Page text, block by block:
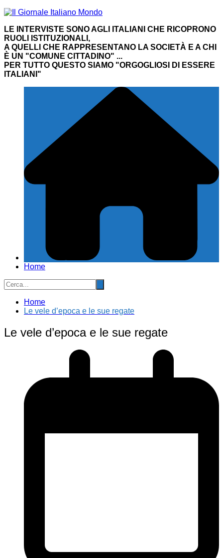
Salta
contenuto
LE INTERVISTE SONO AGLI ITALIANI CHE RICOPRONO
RUOLI ISTITUZIONALI,
A QUELLI CHE RAPPRESENTANO LA SOCIETÀ E A CHI
È UN "COMUNE CITTADINO" ...
PER TUTTO QUESTO SIAMO "ORGOGLIOSI DI ESSERE
ITALIANI"
Home
Home
Le vele d’epoca e le sue regate
Le vele d’epoca e le sue regate